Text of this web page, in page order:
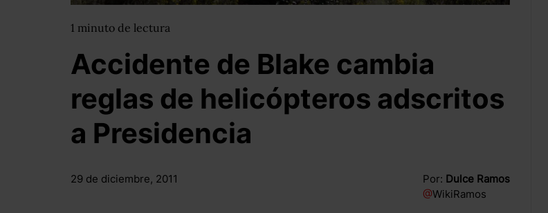
1 minuto de lectura
Accidente de Blake cambia
reglas de helicópteros adscritos
a Presidencia
29 de diciembre, 2011 Por: Dulce Ramos
@WikiRamos